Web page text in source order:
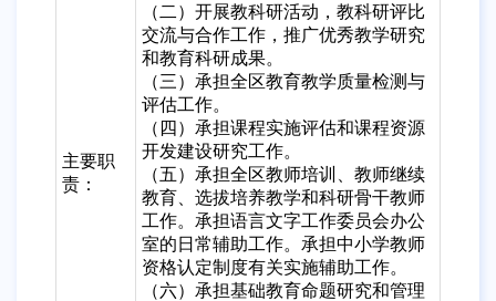
主要职
责：
（二）开展教科研活动，教科研评比
交流与合作工作，推广优秀教学研究
和教育科研成果。
（三）承担全区教育教学质量检测与
评估工作。
（四）承担课程实施评估和课程资源
开发建设研究工作。
（五）承担全区教师培训、教师继续
教育、选拔培养教学和科研骨干教师
工作。承担语言文字工作委员会办公
室的日常辅助工作。承担中小学教师
资格认定制度有关实施辅助工作。
（六）承担基础教育命题研究和管理